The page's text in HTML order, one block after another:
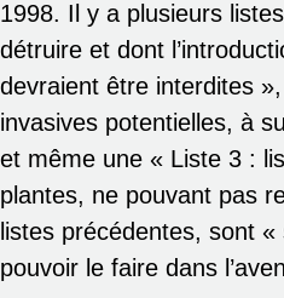
1998. Il y a plusieurs
détruire et dont
devraient être interdites
invasives potentielles, à
et même une « Liste 3 :
plantes, ne pouvant pas
listes précédentes, sont
pouvoir le faire dans